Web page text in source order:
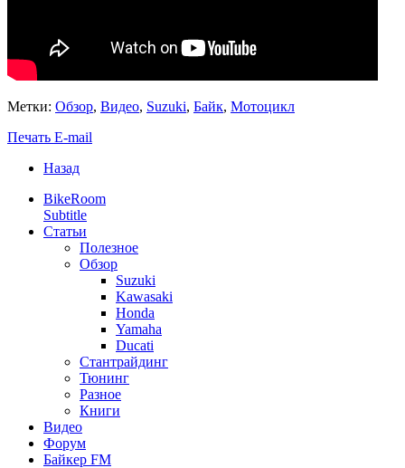
Метки: Обзор, Видео, Suzuki, Байк, Мотоцикл
Печать E-mail
Назад
BikeRoom
Subtitle
Статьи
Полезное
Обзор
Suzuki
Kawasaki
Honda
Yamaha
Ducati
Стантрайдинг
Тюнинг
Разное
Книги
Видео
Форум
Байкер FM